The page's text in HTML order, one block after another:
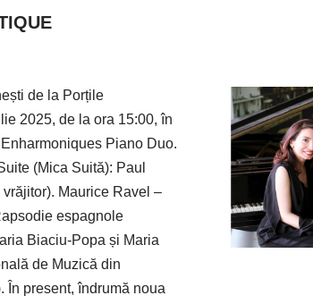
de la Porțile
2025, de la ora 15:00, în
Piano Duo.
(Mica Suită): Paul
Maurice Ravel –
espagnole
Biaciu-Popa și Maria
de Muzică din
În present, îndrumă noua